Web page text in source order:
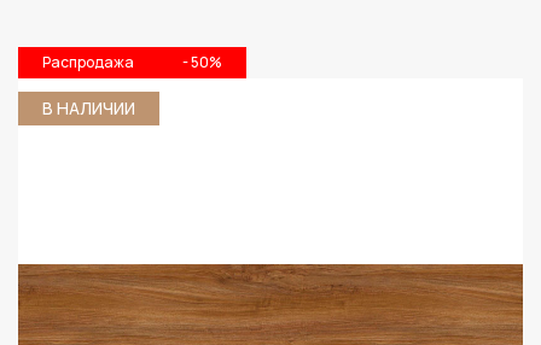
Распродажа - 50%
В НАЛИЧИИ